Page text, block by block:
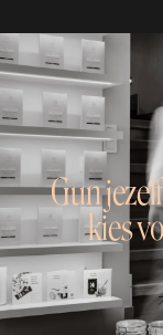
Gun
kies